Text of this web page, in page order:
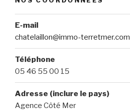
E-mail
chatelaillon@immo-terretmer.com
Téléphone
05 46 55 00 15
Adresse (inclure le pays)
Agence Côté Mer